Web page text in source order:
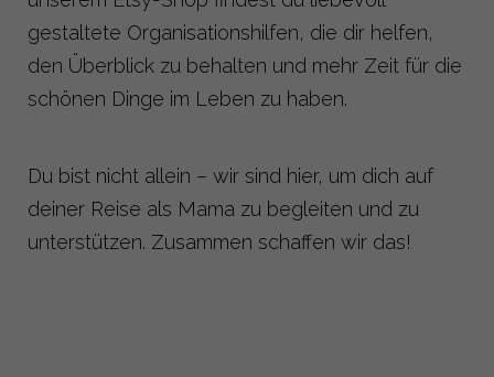
gestaltete Organisationshilfen, die dir helfen,
den Überblick zu behalten und mehr Zeit für die
schönen Dinge im Leben zu haben.
Du bist nicht allein – wir sind hier, um dich auf
deiner Reise als Mama zu begleiten und zu
unterstützen. Zusammen schaffen wir das!